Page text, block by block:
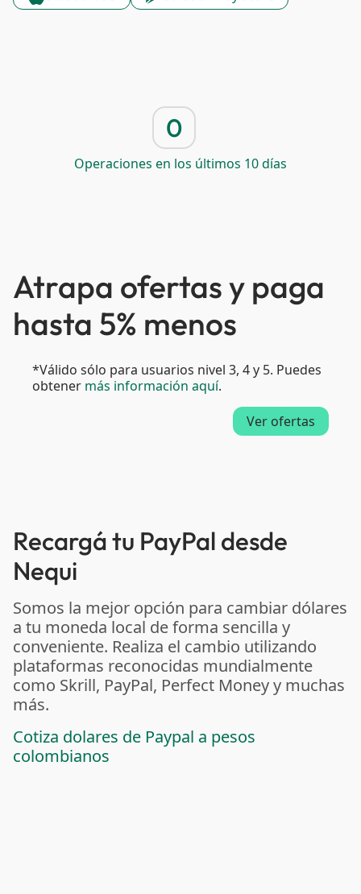
0
Operaciones en los últimos 10 días
Atrapa ofertas y paga
hasta 5% menos
*Válido sólo para usuarios nivel 3, 4 y 5. Puedes
obtener más información aquí.
Ver ofertas
Recargá tu PayPal desde
Nequi
Somos la mejor opción para cambiar dólares
a tu moneda local de forma sencilla y
conveniente. Realiza el cambio utilizando
plataformas reconocidas mundialmente
como Skrill, PayPal, Perfect Money y muchas
más.
Cotiza dolares de Paypal a pesos
colombianos